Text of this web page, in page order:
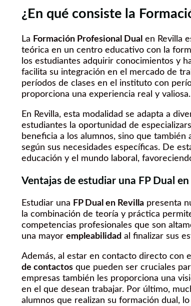
¿En qué consiste la
La Formación Profesional Dual en Revilla
teórica en un centro educativo con la
los estudiantes adquirir conocimientos y
facilita su integración en el mercado de
períodos de clases en el instituto con
proporciona una experiencia real y valiosa.
En Revilla, esta modalidad se adapta a
estudiantes la oportunidad de
beneficia a los alumnos, sino que
según sus necesidades específicas. De
educación y el mundo laboral,
Ventajas de estudiar una FP Dual en
Estudiar una FP Dual en Revilla presenta
la combinación de teoría y práctica
competencias profesionales que son
una mayor empleabilidad al finalizar sus
Además, al estar en contacto directo con
de contactos que pueden ser cruciales
empresas también les proporciona una
en el que desean trabajar. Por último,
alumnos que realizan su formación dual,